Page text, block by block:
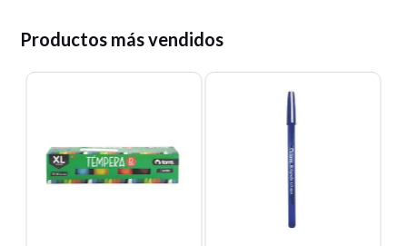
Productos más vendidos